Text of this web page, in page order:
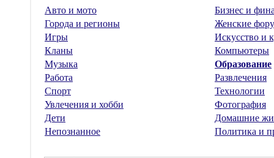
Авто и мото
Бизнес и
Города и регионы
Женские
Игры
Искусство и
Кланы
Компьютеры
Музыка
Образование
Работа
Развлечения
Спорт
Технологии
Увлечения и хобби
Фотография
Дети
Домашние
Непознанное
Политика и